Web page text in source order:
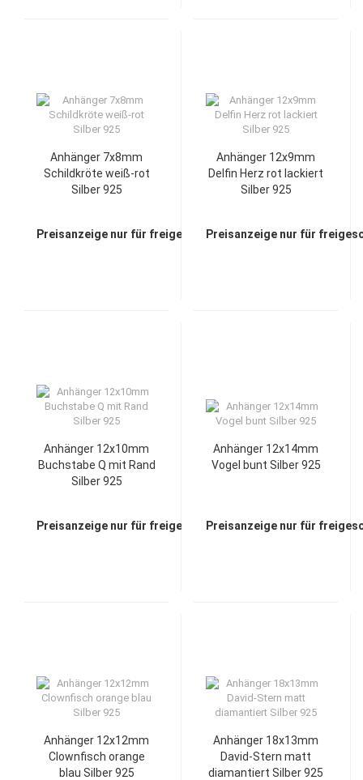
Anhänger 7x8mm
Schildkröte weiß-rot
Silber 925
Preisanzeige nur für freigeschaltete Kunden
Anhänger 12x9mm
Delfin Herz rot lackiert
Silber 925
Preisanzeige nur für
Anhänger 12x10mm
Buchstabe Q mit Rand
Silber 925
Preisanzeige nur für freigeschaltete Kunden
Anhänger 12x14mm
Vogel bunt Silber 925
Preisanzeige nur für
Anhänger 12x12mm
Clownfisch orange
blau Silber 925
Anhänger 18x13mm
David-Stern matt
diamantiert Silber 925